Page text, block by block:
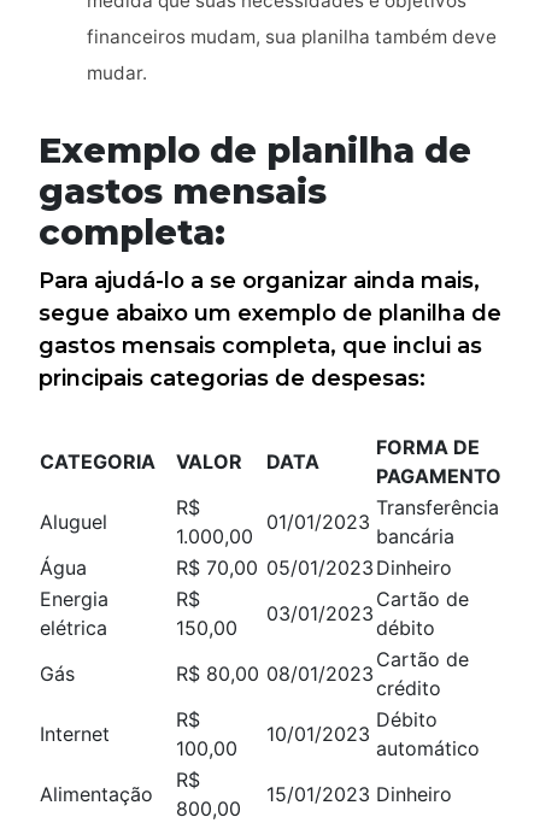
financeiros mudam, sua planilha também deve
mudar.
Exemplo de planilha de
gastos mensais
completa:
Para ajudá-lo a se organizar ainda mais,
segue abaixo um exemplo de planilha de
gastos mensais completa, que inclui as
principais categorias de despesas:
CATEGORIA VALOR DATA
FORMA DE
PAGAMENTO
Aluguel
R$
1.000,00
01/01/2023
Transferência
bancária
Água
R$ 70,00 05/01/2023 Dinheiro
Energia
elétrica
R$
150,00
03/01/2023
Cartão de
débito
Gás
R$ 80,00 08/01/2023
Cartão de
crédito
Internet
R$
100,00
10/01/2023
Débito
automático
Alimentação
R$
800,00
15/01/2023 Dinheiro